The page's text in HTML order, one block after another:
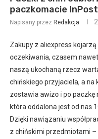
paczkomacie
Napisany przez Redakcja
Zakupy z aliexpress
oczekiwania, czasem
naszą ukochaną rzecz
chińskiego przyjaciela, a na
zostawia awizo i po paczkę
która oddalona jest od nas
Dzięki nawiązaniu
z chińskimi przedmiotami –